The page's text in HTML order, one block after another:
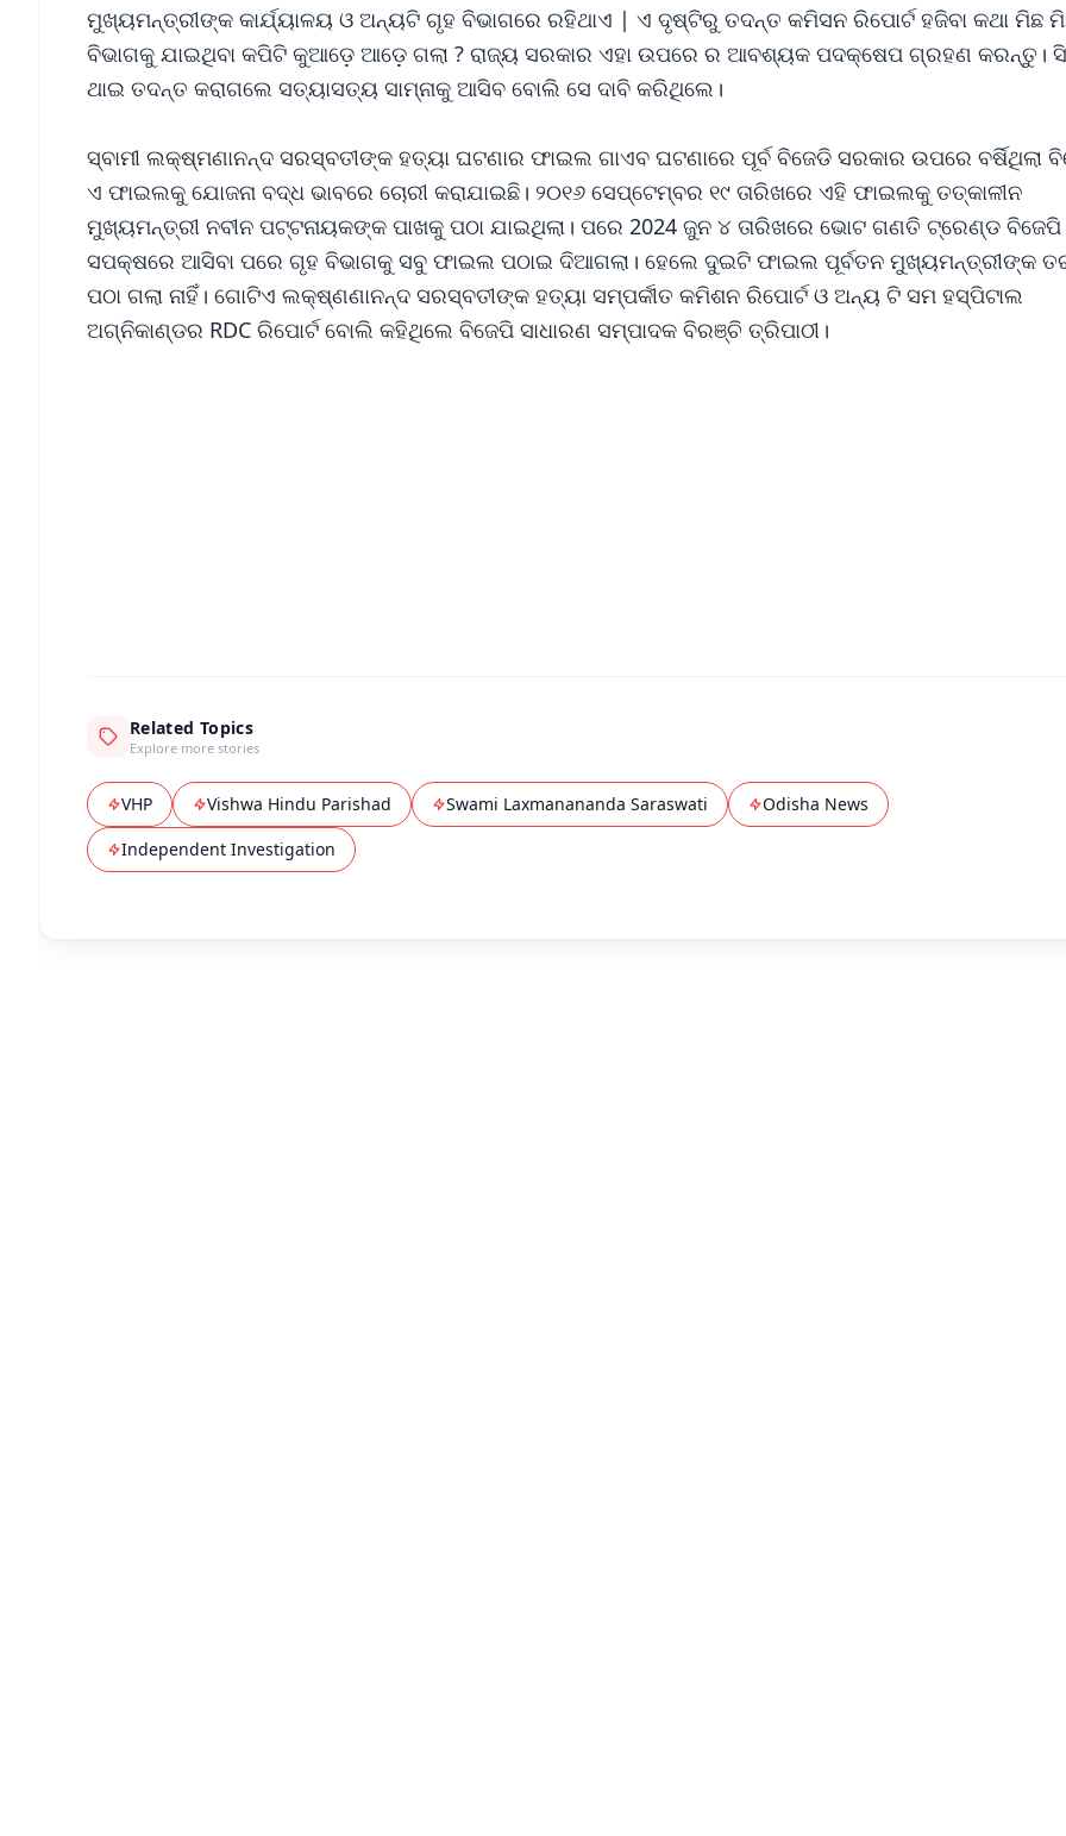
ମୁଖ୍ୟମନ୍ତ୍ରୀଙ୍କ କାର୍ଯ୍ୟାଳୟ ଓ ଅନ୍ୟଟି ଗୃହ ବିଭାଗରେ ରହିଥାଏ | ଏ ଦୃଷ୍ଟିରୁ ତଦନ୍ତ କମିସନ ରିପୋର୍ଟ ହଜିବା କଥା ମିଛ
ବିଭାଗକୁ ଯାଇଥିବା କପିଟି କୁଆଡ଼େ ଆଡ଼େ ଗଲା ? ରାଜ୍ୟ ସରକାର ଏହା ଉପରେ ର ଆବଶ୍ୟକ ପଦକ୍ଷେପ ଗ୍ରହଣ କରନ୍ତୁ।
ଥାଇ ତଦନ୍ତ କରାଗଲେ ସତ୍ୟାସତ୍ୟ ସାମ୍ନାକୁ ଆସିବ ବୋଲି ସେ ଦାବି କରିଥିଲେ।
ସ୍ବାମୀ ଲକ୍ଷ୍ମଣାନନ୍ଦ ସରସ୍ବତୀଙ୍କ ହତ୍ୟା ଘଟଣାର ଫାଇଲ ଗାଏବ ଘଟଣାରେ ପୂର୍ବ ବିଜେଡି ସରକାର ଉପରେ ବର୍ଷିଥିଲା
ଏ ଫାଇଲକୁ ଯୋଜନା ବଦ୍ଧ ଭାବରେ ଚୋରୀ କରାଯାଇଛି। ୨୦୧୬ ସେପ୍ଟେମ୍ବର ୧୯ ତାରିଖରେ ଏହି ଫାଇଲକୁ ତତ୍କାଳୀନ
ମୁଖ୍ୟମନ୍ତ୍ରୀ ନବୀନ ପଟ୍ଟନାୟକଙ୍କ ପାଖକୁ ପଠା ଯାଇଥିଲା। ପରେ 2024 ଜୁନ ୪ ତାରିଖରେ ଭୋଟ ଗଣତି ଟ୍ରେଣ୍ଡ ବିଜେପି
ସପକ୍ଷରେ ଆସିବା ପରେ ଗୃହ ବିଭାଗକୁ ସବୁ ଫାଇଲ ପଠାଇ ଦିଆଗଲା। ହେଲେ ଦୁଇଟି ଫାଇଲ ପୂର୍ବତନ ମୁଖ୍ୟମନ୍ତ୍ରୀଙ୍କ
ପଠା ଗଲା ନାହିଁ। ଗୋଟିଏ ଲକ୍ଷ୍ଣଣାନନ୍ଦ ସରସ୍ବତୀଙ୍କ ହତ୍ୟା ସମ୍ପର୍କୀତ କମିଶନ ରିପୋର୍ଟ ଓ ଅନ୍ୟ ଟି ସମ ହସ୍ପିଟାଲ
ଅଗ୍ନିକାଣ୍ଡର RDC ରିପୋର୍ଟ ବୋଲି କହିଥିଲେ ବିଜେପି ସାଧାରଣ ସମ୍ପାଦକ ବିରଞ୍ଚି ତ୍ରିପାଠୀ।
Related Topics
Explore more stories
VHP Vishwa Hindu Parishad Swami Laxmanananda Saraswati
Odisha News
Independent Investigation